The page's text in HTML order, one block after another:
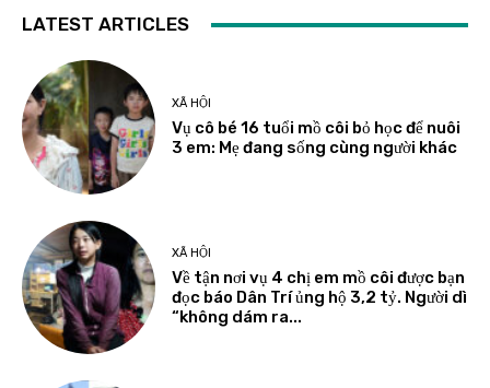
LATEST ARTICLES
XÃ HỘI
Vụ cô bé 16 tuổi mồ côi bỏ học để nuôi
3 em: Mẹ đang sống cùng người khác
XÃ HỘI
Về tận nơi vụ 4 chị em mồ côi được bạn
đọc báo Dân Trí ủng hộ 3,2 tỷ. Người dì
“không dám ra...